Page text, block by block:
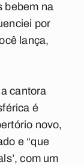
bebem na
por
lança,
cantora
é
novo,
e “que
com um